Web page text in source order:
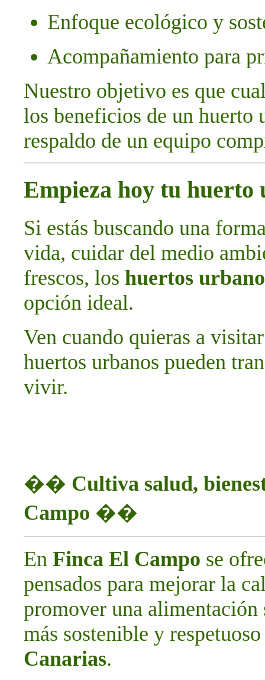
Enfoque ecológico y
Acompañamiento para
Nuestro objetivo es que
los beneficios de un huerto
respaldo de un equipo
Empieza hoy tu huerto
Si estás buscando una
vida, cuidar del medio
frescos, los huertos
opción ideal.
Ven cuando quieras a
huertos urbanos pueden
vivir.
�� Cultiva salud,
Campo ��
En Finca El Campo se
pensados para mejorar la
promover una
más sostenible y
Canarias.